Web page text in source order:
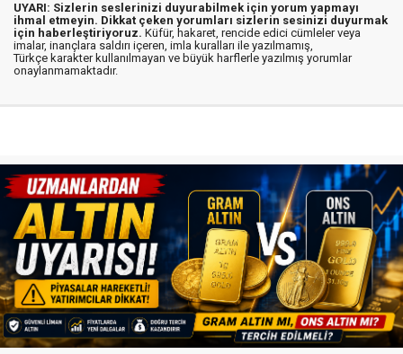
UYARI: Sizlerin seslerinizi duyurabilmek için yorum yapmayı
ihmal etmeyin. Dikkat çeken yorumları sizlerin sesinizi duyurmak
için haberleştiriyoruz. Küfür, hakaret, rencide edici cümleler veya
imalar, inançlara saldırı içeren, imla kuralları ile yazılmamış,
Türkçe karakter kullanılmayan ve büyük harflerle yazılmış yorumlar
onaylanmamaktadır.